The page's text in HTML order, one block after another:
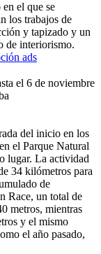
el que se
los trabajos de
y tapizado y un
de interiorismo.
ads
el 6 de noviembre
del inicio en los
el Parque Natural
lugar. La actividad
34 kilómetros para
de
Race, un total de
metros, mientras
y el mismo
el año pasado,